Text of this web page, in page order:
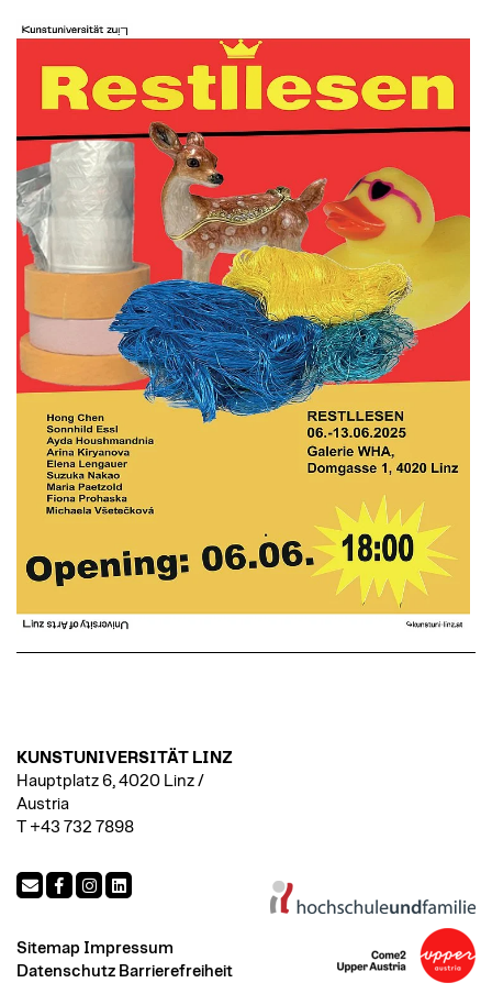
KUNSTUNIVERSITÄT LINZ
Hauptplatz 6, 4020 Linz /
Austria
T +43 732 7898
Sitemap Impressum
Datenschutz Barrierefreiheit